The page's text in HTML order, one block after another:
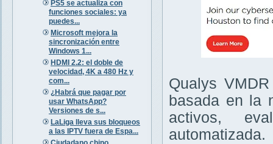
PS5 se actualiza con
funciones sociales: ya
puedes...
Microsoft mejora la
sincronización entre
Windows 1...
HDMI 2.2: el doble de
velocidad, 4K a 480 Hz y
com...
¿Habrá que pagar por
usar WhatsApp?
Versiones de s...
LaLiga lleva sus bloqueos
a las IPTV fuera de Espa...
Qualys
basada en la
activos,
automatizada.